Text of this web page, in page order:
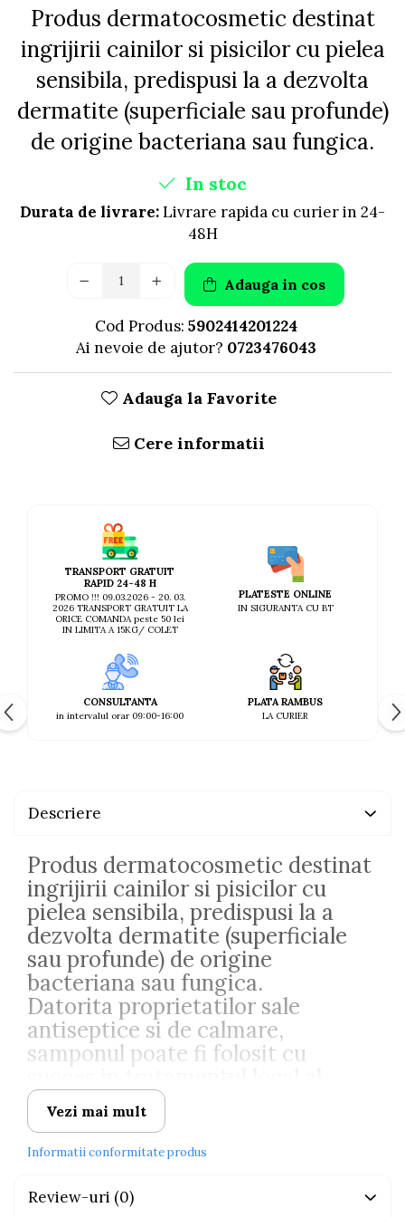
AFECTIUNI OCULARE
AFECTIUNI URINARE
IMUNITATE
LAPTE PRAF
AFECTIUNI OCULARE
AFECTIUNI URINARE
IMUNITATE
Produs dermatocosmetic destinat
ingrijirii cainilor si pisicilor cu pielea
sensibila, predispusi la a dezvolta
dermatite (superficiale sau profunde)
de origine bacteriana sau fungica.
In stoc
Durata de livrare:Livrare rapida cu curier in 24-
48H
Adauga in cos
Cod Produs: 5902414201224
Ai nevoie de ajutor? 0723476043
Adauga la Favorite
Cere informatii
TRANSPORT GRATUIT
RAPID 24-48 H
PROMO !!! 09.03.2026 - 20. 03.
2026 TRANSPORT GRATUIT LA
ORICE COMANDA peste 50 lei
IN LIMITA A 15KG/ COLET
PLATESTE ONLINE
IN SIGURANTA CU BT
CONSULTANTA
in intervalul orar 09:00-16:00
PLATA RAMBUS
LA CURIER
Descriere
Produs dermatocosmetic destinat
ingrijirii cainilor si pisicilor cu
pielea sensibila, predispusi la a
dezvolta dermatite (superficiale
sau profunde) de origine
bacteriana sau fungica.
Datorita proprietatilor sale
antiseptice si de calmare,
samponul poate fi folosit cu
piodermitelor.
Produsul este conceput special
pentru utilizare frecventa.
Datorita excipientilor cu rol de
Vezi mai mult
Informatii conformitate produs
Review-uri (0)